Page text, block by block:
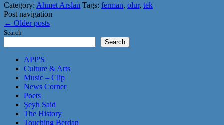
Category: Ahmet Arslan Tags: ferman, olur, tek
Post navigation
← Older posts
Search
Search
APP'S
Culture & Arts
Music – Clip
News Corner
Poets
Şeyh Said
The History
Touching Berdan